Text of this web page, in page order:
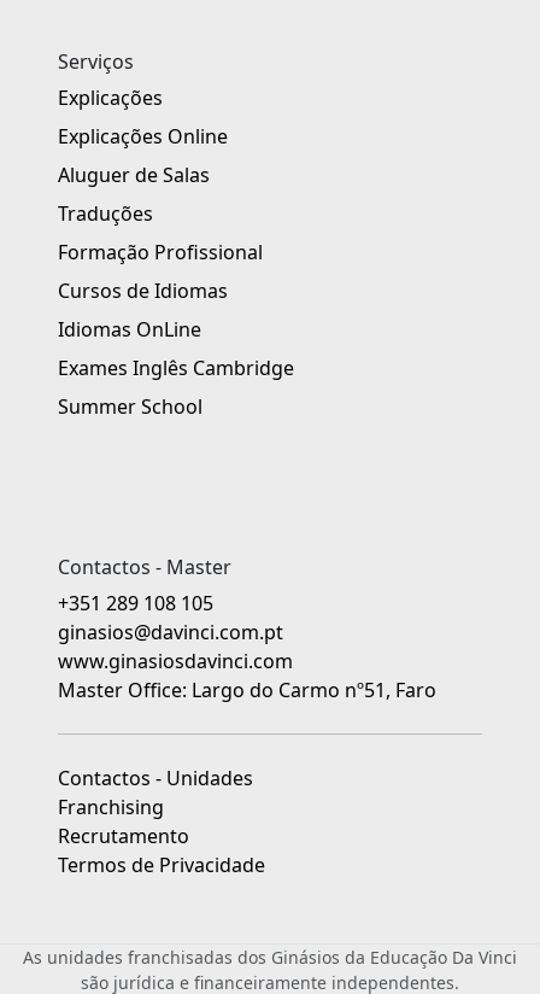
Serviços
Explicações
Explicações Online
Aluguer de Salas
Traduções
Formação Profissional
Cursos de Idiomas
Idiomas OnLine
Exames Inglês Cambridge
Summer School
Contactos - Master
+351 289 108 105
ginasios@davinci.com.pt
www.ginasiosdavinci.com
Master Office: Largo do Carmo nº51, Faro
Contactos - Unidades
Franchising
Recrutamento
Termos de Privacidade
As unidades franchisadas dos Ginásios da Educação Da Vinci
são jurídica e financeiramente independentes.